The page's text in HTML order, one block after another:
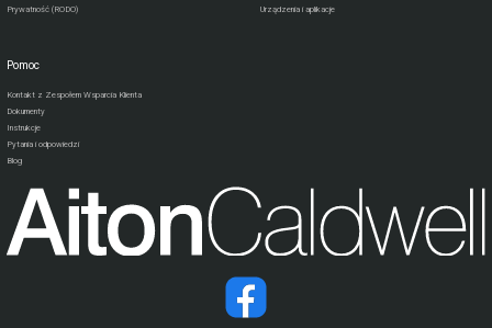
Prywatność (RODO)
Urządzenia i aplikacje
Pomoc
Kontakt z Zespołem Wsparcia Klienta
Dokumenty
Instrukcje
Pytania i odpowiedzi
Blog